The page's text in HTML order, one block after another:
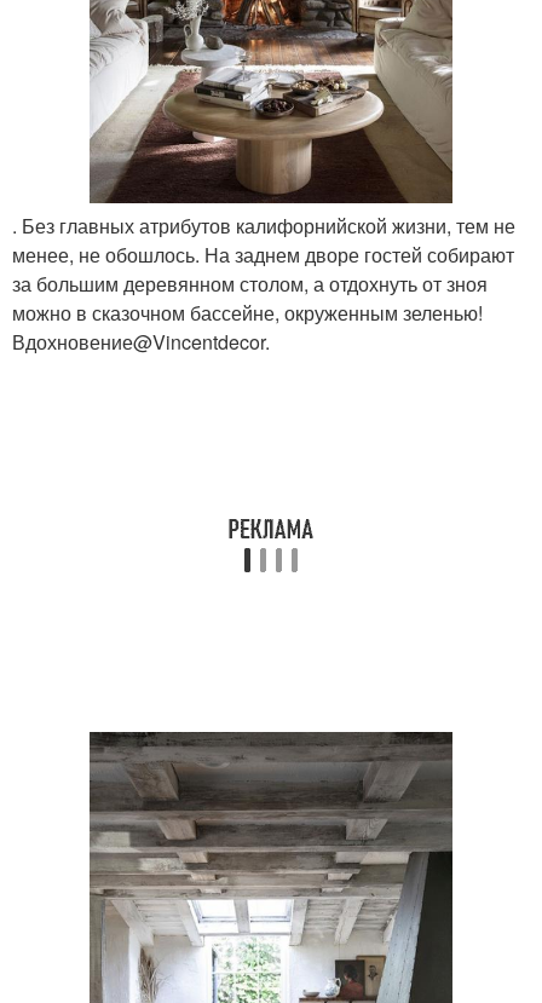
. Без главных атрибутов калифорнийской жизни, тем не
менее, не обошлось. На заднем дворе гостей собирают
за большим деревянном столом, а отдохнуть от зноя
можно в сказочном бассейне, окруженным зеленью!
Вдохновение@Vincentdecor.